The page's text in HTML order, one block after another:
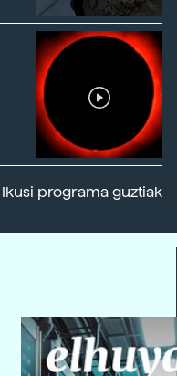
Ikusi programa guztiak